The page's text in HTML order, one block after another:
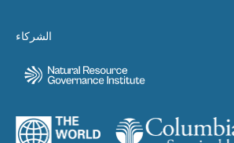
الشركاء